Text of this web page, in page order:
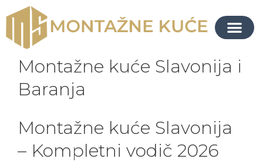
Montažne kuće Slavonija i
Baranja
Montažne kuće Slavonija
– Kompletni vodič 2026